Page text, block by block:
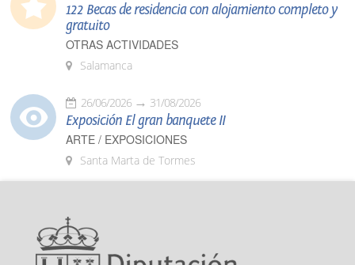
122 Becas de residencia con alojamiento completo y
gratuito
OTRAS ACTIVIDADES
Salamanca
26/06/2026 31/08/2026
Exposición El gran banquete II
ARTE / EXPOSICIONES
Santa Marta de Tormes